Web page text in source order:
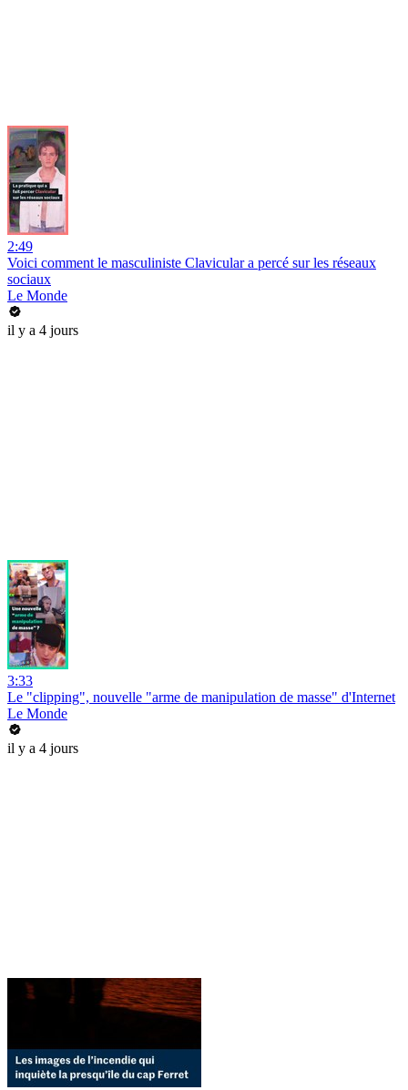
2:49
Voici comment le masculiniste Clavicular a percé sur les réseaux
sociaux
Le Monde
il y a 4 jours
3:33
Le "clipping", nouvelle "arme de manipulation de masse" d'Internet
Le Monde
il y a 4 jours